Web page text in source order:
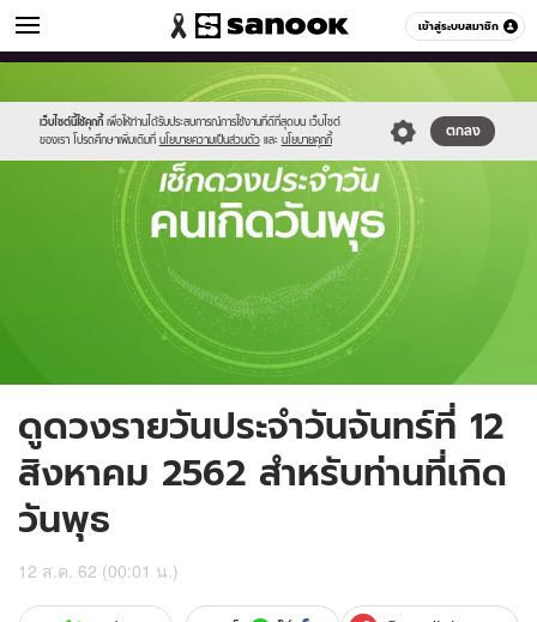
เข้าสู่ระบบสมาชิก
ดูดวง หมวดอื่นๆ
เว็บไซต์นี้ใช้คุกกี้ เพื่อให้ท่านได้รับประสบการณ์การใช้งานที่ดีที่สุดบน เว็บไซต์
ของเรา โปรดศึกษาเพิ่มเติมที่ นโยบายความเป็นส่วนตัว และ นโยบายคุกกี้
ตกลง
//s.isanook.com/sr/0/images/logo-
new-
sanook.png
//s.isanook.com/ho/0/ud/fxd/day/wednesday.jpg
ดูดวงรายวันประจำวันจันทร์ที่ 12
สิงหาคม 2562 สำหรับท่านที่เกิด
วันพุธ
12 ส.ค. 62 (00:01 น.)